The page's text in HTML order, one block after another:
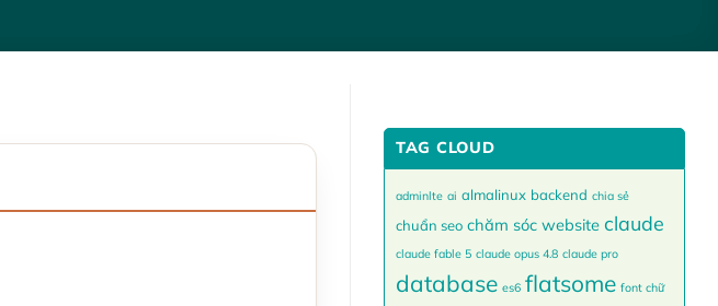
TAG CLOUD
adminlte ai almalinux backend chia sẻ
chuẩn seo chăm sóc website claude
claude fable 5 claude opus 4.8 claude pro
database es6 flatsome font chữ